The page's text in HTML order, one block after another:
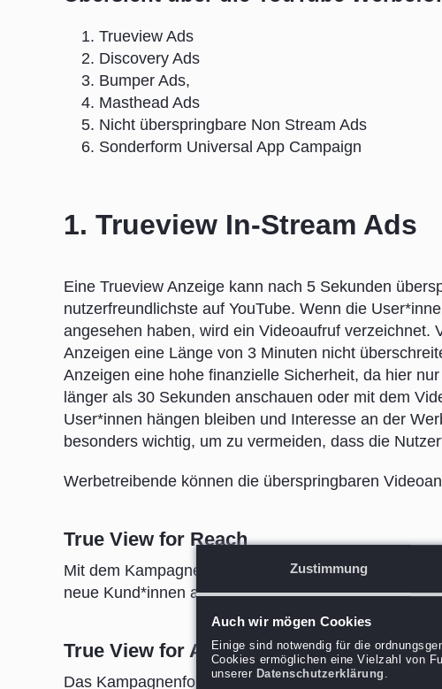
Zustimmung
Auch wir mögen Cookies
Einige sind notwendig für die
Cookies ermöglichen eine Vielzahl von
unserer Datenschutzerklärung .
Trueview Ads
Discovery Ads
Bumper Ads,
Masthead Ads
Nicht überspringbare Non Stream Ads
Sonderform Universal App Campaign
1. Trueview In-Stream Ads
Eine Trueview Anzeige kann nach 5 Sekunden
nutzerfreundlichste auf YouTube. Wenn die
angesehen haben, wird ein Videoaufruf verzeichnet.
Anzeigen eine Länge von 3 Minuten nicht
Anzeigen eine hohe finanzielle Sicherheit, da hier
länger als 30 Sekunden anschauen oder mit dem
User*innen hängen bleiben und Interesse an der
besonders wichtig, um zu vermeiden, dass die
Werbetreibende können die überspringbaren
True View for Reach
Mit dem Kampagnenformat Trueview for Reach,
neue Kund*innen auf ihre Angebote aufmerksam
True View for Action
Das Kampagnenformat TrueView for Action eignet